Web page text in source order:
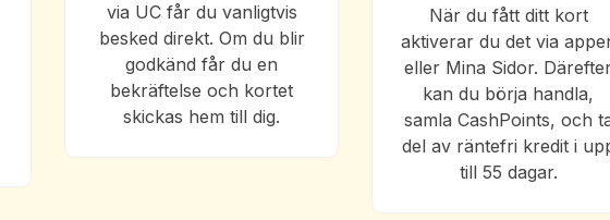
via UC får du vanligtvis
besked direkt. Om du blir
godkänd får du en
bekräftelse och kortet
skickas hem till dig.
När du fått ditt kort
aktiverar du det via
eller Mina Sidor.
kan du börja handla,
samla CashPoints, och
del av räntefri kredit i
till 55 dagar.